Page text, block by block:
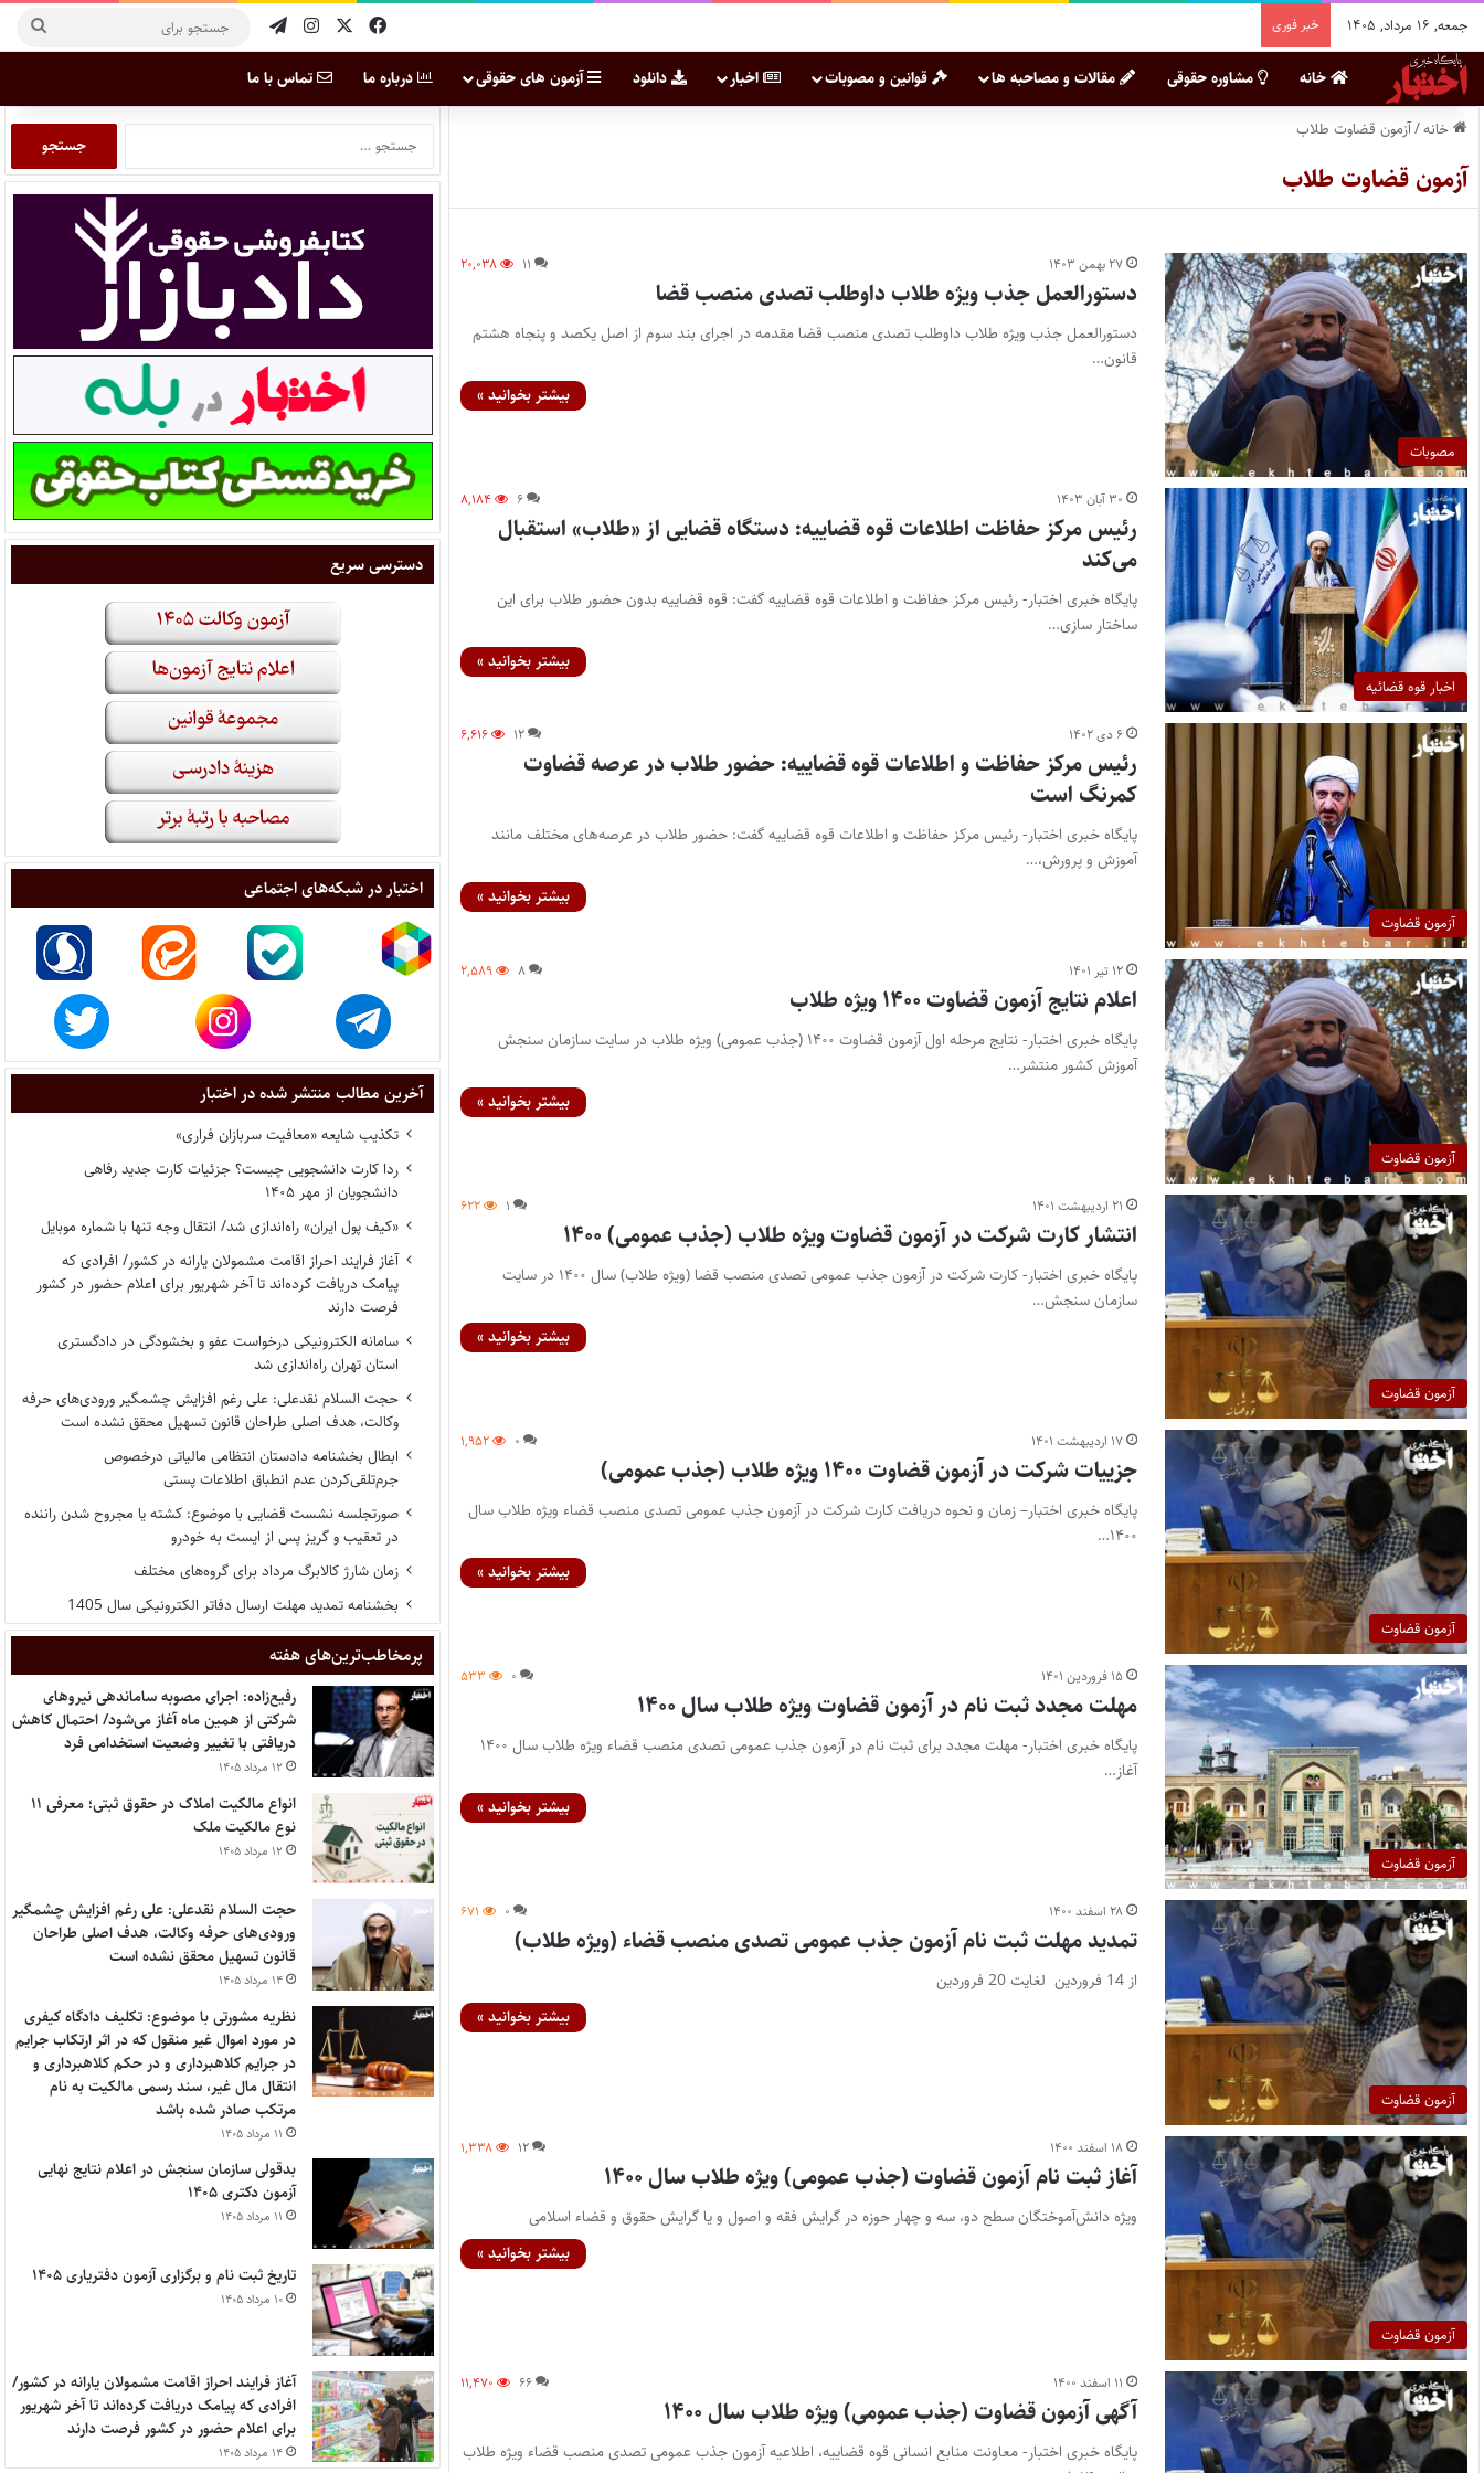
جمعه, ۱۶ مرداد, ۱۴۰۵ خبر فوری
خانه مشاوره حقوقی مقالات و مصاحبه ها قوانین و مصوبات اخبار دانلود آزمون های حقوقی درباره ما تماس با ما
خانه/آزمون قضاوت طلاب
آزمون قضاوت طلاب
مصوبات
۲۷ بهمن ۱۴۰۳ ۱۱ ۲۰,۰۳۸
دستورالعمل جذب ویژه طلاب داوطلب تصدی منصب قضا
دستورالعمل جذب ویژه طلاب داوطلب تصدی منصب قضا مقدمه در اجرای بند سوم از اصل یکصد و پنجاه هشتم
قانون…
بیشتر بخوانید »
اخبار قوه قضائیه
۳۰ آبان ۱۴۰۳ ۶ ۸,۱۸۴
رئیس مرکز حفاظت اطلاعات قوه قضاییه: دستگاه قضایی از «طلاب» استقبال
می‌کند
پایگاه خبری اختبار- رئیس مرکز حفاظت و اطلاعات قوه قضاییه گفت: قوه قضاییه بدون حضور طلاب برای این
ساختار سازی…
بیشتر بخوانید »
آزمون قضاوت
۶ دی ۱۴۰۲ ۱۲ ۶,۶۱۶
رئیس مرکز حفاظت و اطلاعات قوه قضاییه: حضور طلاب در عرصه‌ قضاوت
کمرنگ است
پایگاه خبری اختبار- رئیس مرکز حفاظت و اطلاعات قوه قضاییه گفت: حضور طلاب در عرصه‌های مختلف مانند
آموزش و پرورش،…
بیشتر بخوانید »
آزمون قضاوت
۱۲ تیر ۱۴۰۱ ۸ ۲,۵۸۹
اعلام نتایج آزمون قضاوت ۱۴۰۰ ویژه طلاب
پایگاه خبری اختبار- نتایج مرحله اول آزمون قضاوت ۱۴۰۰ (جذب عمومی) ویژه طلاب در سایت سازمان سنجش
آموزش کشور منتشر…
بیشتر بخوانید »
آزمون قضاوت
۲۱ اردیبهشت ۱۴۰۱ ۱ ۶۲۲
انتشار کارت شرکت در آزمون قضاوت ویژه طلاب (جذب عمومی) ۱۴۰۰
پایگاه خبری اختبار- کارت شرکت در آزمون جذب عمومی تصدی منصب قضا (ویژه طلاب) سال ۱۴۰۰ در سایت
سازمان سنجش…
بیشتر بخوانید »
آزمون قضاوت
۱۷ اردیبهشت ۱۴۰۱ ۰ ۱,۹۵۲
جزییات شرکت در آزمون قضاوت ۱۴۰۰ ویژه طلاب (جذب عمومی)
پایگاه خبری اختبار– زمان و نحوه دریافت کارت شرکت در آزمون جذب عمومی تصدی منصب قضاء ویژه طلاب سال
۱۴۰۰…
بیشتر بخوانید »
آزمون قضاوت
۱۵ فروردین ۱۴۰۱ ۰ ۵۳۳
مهلت مجدد ثبت نام در آزمون قضاوت ویژه طلاب سال ۱۴۰۰
پایگاه خبری اختبار- مهلت مجدد برای ثبت نام در آزمون جذب عمومی ‌تصدی منصب قضاء ویژه طلاب سال ۱۴۰۰
آغاز…
بیشتر بخوانید »
آزمون قضاوت
۲۸ اسفند ۱۴۰۰ ۰ ۶۷۱
تمدید مهلت ثبت نام آزمون جذب عمومی ‌تصدی منصب قضاء (ویژه طلاب)
از 14 فروردین لغایت 20 فروردین
بیشتر بخوانید »
آزمون قضاوت
۱۸ اسفند ۱۴۰۰ ۱۲ ۱,۳۳۸
آغاز ثبت نام آزمون قضاوت (جذب عمومی) ویژه طلاب سال ۱۴۰۰
ویژه دانش‌آموختگان سطح دو، سه و چهار حوزه در گرایش فقه و اصول و یا گرایش حقوق و قضاء اسلامی
بیشتر بخوانید »
۱۱ اسفند ۱۴۰۰ ۶۶ ۱۱,۴۷۰
آگهی آزمون قضاوت (جذب عمومی) ویژه طلاب سال ۱۴۰۰
پایگاه خبری اختبار- معاونت منابع انسانی قوه قضاییه، اطلاعیه‌ آزمون جذب عمومی ‌تصدی منصب قضاء ویژه طلاب
دسترسی سریع
اختبار در شبکه‌های اجتماعی
آخرین مطالب منتشر شده در اختبار
تکذیب شایعه «معافیت سربازان فراری»
ردا کارت دانشجویی چیست؟ جزئیات کارت جدید رفاهی
دانشجویان از مهر ۱۴۰۵
«کیف پول ایران» راه‌اندازی شد/ انتقال وجه تنها با شماره موبایل
آغاز فرایند احراز اقامت مشمولان یارانه در کشور/ افرادی که
پیامک دریافت کرده‌اند تا آخر شهریور برای اعلام حضور در کشور
فرصت دارند
سامانه الکترونیکی درخواست عفو و بخشودگی در دادگستری
استان تهران راه‌اندازی شد
حجت السلام نقدعلی: علی رغم افزایش چشمگیر ورودی‌های حرفه
وکالت، هدف اصلی طراحان قانون تسهیل محقق نشده است
ابطال بخشنامه دادستان انتظامی مالیاتی درخصوص
جرم‌تلقی‌کردن عدم انطباق اطلاعات پستی
صورتجلسه نشست قضایی با موضوع: کشته یا مجروح شدن راننده
در تعقیب و گریز پس از ایست به خودرو
زمان شارژ کالابرگ مرداد برای گروه‌های مختلف
بخشنامه تمدید مهلت ارسال دفاتر الکترونیکی سال 1405
پر‌مخاطب‌ترین‌های هفته
رفیع‌زاده: اجرای مصوبه ساماندهی نیروهای
شرکتی از همین ماه آغاز می‌شود/ احتمال کاهش
دریافتی با تغییر وضعیت استخدامی فرد
۱۲ مرداد ۱۴۰۵
انواع مالکیت املاک در حقوق ثبتی؛ معرفی ۱۱
نوع مالکیت ملک
۱۲ مرداد ۱۴۰۵
حجت السلام نقدعلی: علی رغم افزایش چشمگیر
ورودی‌های حرفه وکالت، هدف اصلی طراحان
قانون تسهیل محقق نشده است
۱۴ مرداد ۱۴۰۵
نظریه مشورتی با موضوع: تکلیف دادگاه کیفری
در مورد اموال غیر منقول که در اثر ارتکاب جرایم
در جرایم کلاهبرداری و در حکم کلاهبرداری و
انتقال مال غیر، سند رسمی مالکیت به نام
مرتکب صادر شده باشد
۱۱ مرداد ۱۴۰۵
بدقولی سازمان سنجش در اعلام نتایج نهایی
آزمون دکتری ۱۴۰۵
۱۱ مرداد ۱۴۰۵
تاریخ ثبت نام و برگزاری آزمون دفتریاری ۱۴۰۵
۱۰ مرداد ۱۴۰۵
آغاز فرایند احراز اقامت مشمولان یارانه در کشور/
افرادی که پیامک دریافت کرده‌اند تا آخر شهریور
برای اعلام حضور در کشور فرصت دارند
۱۴ مرداد ۱۴۰۵